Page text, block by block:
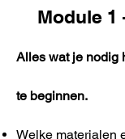
Module
Alles wat je nodig
te beginnen.
Welke materialen